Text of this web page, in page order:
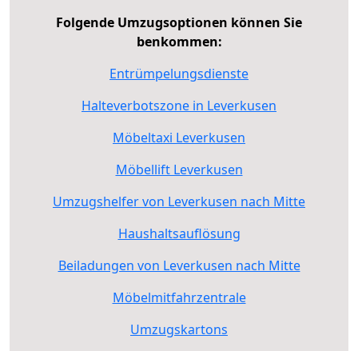
Folgende Umzugsoptionen können Sie
benkommen:
Entrümpelungsdienste
Halteverbotszone in Leverkusen
Möbeltaxi Leverkusen
Möbellift Leverkusen
Umzugshelfer von Leverkusen nach Mitte
Haushaltsauflösung
Beiladungen von Leverkusen nach Mitte
Möbelmitfahrzentrale
Umzugskartons